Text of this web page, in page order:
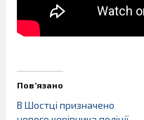
Пов’язано
В Шостці призначено